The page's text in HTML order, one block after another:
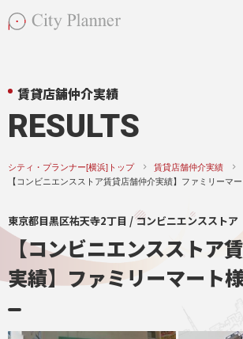
賃貸店舗仲介実績
RESULTS
シティ・プランナー[横浜]トップ
賃貸店舗仲介実績
【コンビニエンスストア賃貸店舗仲介実績】ファミリーマ
東京都目黒区祐天寺2丁目 / コンビニエンスストア
【コンビニエンスストア
実績】ファミリーマート